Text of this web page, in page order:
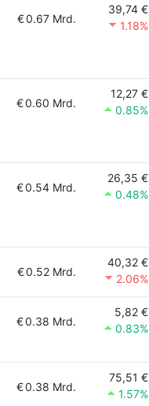
€0.67 Mrd.
39,74 €
1.18%
€0.60 Mrd.
12,27 €
0.85%
€0.54 Mrd.
26,35 €
0.48%
€0.52 Mrd.
40,32 €
2.06%
€0.38 Mrd.
5,82 €
0.83%
€0.38 Mrd.
75,51 €
1.57%